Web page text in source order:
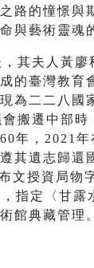
路的憧憬與
與藝術靈魂
其夫人黃廖
的臺灣教育
為二二八國
搬遷中部時
年，2021年
其遺志歸還
文授資局物
指定〈甘露
館典藏管理。